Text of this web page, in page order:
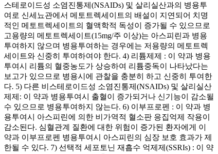
스테로이드성 소염진통제(NSAIDs) 및 살리실산과의 병용투
여로 신세뇨관에서 메토트렉세이트의 배설이 지연되어 치명
적인 메토트렉세이트의 혈액학적 독성이 증가될 수 있으므로
고용량의 메토트렉세이트(15mg/주 이상)는 아스피린과 병용
투여하지 않으며 병용투여하는 경우에는 저용량의 메토트렉
세이트와 신중히 투여하여야 한다. 4) 리튬제제 : 이 약과 병용
투여시 리튬의 혈중농도가 상승하여 리튬중독이 나타났다는
보고가 있으므로 병용시에 관찰을 충분히 하고 신중히 투여한
다. 5) 다른 비스테로이드성 소염진통제(NSAIDs) 및 살리실산
제제: 이 약과 병용투여시 출혈이 증가되거나 신기능이 감소될
수 있으므로 병용투여하지 않는다. 6) 이부프로펜 : 이 약과 병
용투여시 아스피린에 의한 비가역적 혈소판 응집억제 작용이
감소된다. 심혈관계 질환에 대한 위험이 증가된 환자에게 이
약과 이부프로펜 병용투여시 아스피린의 심장 보호 효과가 제
한될 수 있다. 7) 선택적 세포토닌 재흡수 억제제(SSRIs) : 이 약